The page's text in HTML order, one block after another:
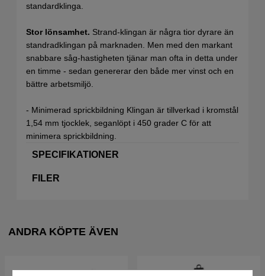
standardklinga.
Stor lönsamhet. Strand-klingan är några tior dyrare än
standradklingan på marknaden. Men med den markant
snabbare såg-hastigheten tjänar man ofta in detta under
en timme - sedan genererar den både mer vinst och en
bättre arbetsmiljö.
- Minimerad sprickbildning Klingan är tillverkad i kromstål
1,54 mm tjocklek, seganlöpt i 450 grader C för att
minimera sprickbildning.
SPECIFIKATIONER
FILER
ANDRA KÖPTE ÄVEN